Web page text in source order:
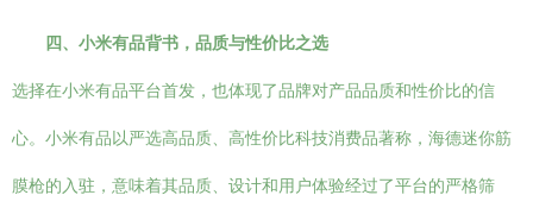
四、小米有品背书，品质与性价比之选
选择在小米有品平台首发，也体现了品牌对产品品质和性价比的信
心。小米有品以严选高品质、高性价比科技消费品著称，海德迷你筋
膜枪的入驻，意味着其品质、设计和用户体验经过了平台的严格筛